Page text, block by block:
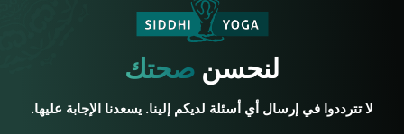
لنحسنصحتك
لا تترددوا في إرسال أي أسئلة لديكم إلينا. يسعدنا الإجابة عليها.